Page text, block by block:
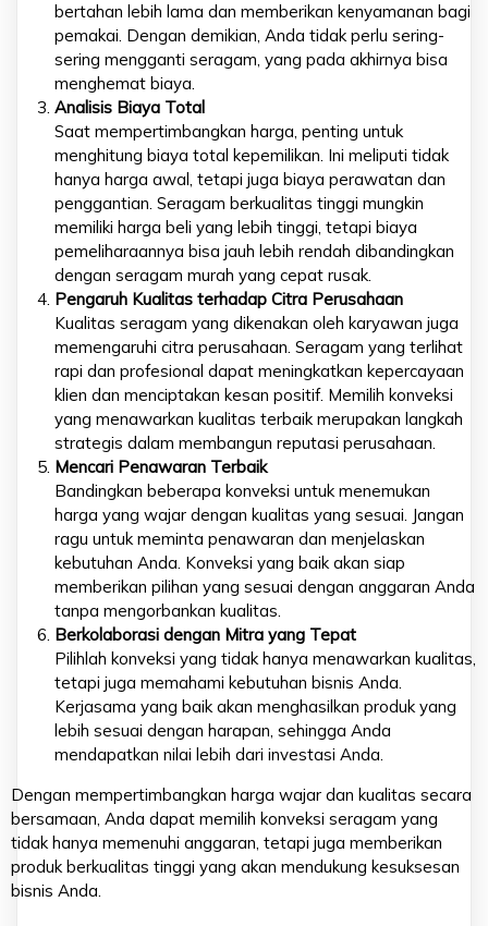
bertahan lebih lama dan memberikan kenyamanan bagi
pemakai. Dengan demikian, Anda tidak perlu sering-
sering mengganti seragam, yang pada akhirnya bisa
menghemat biaya.
Analisis Biaya Total
Saat mempertimbangkan harga, penting untuk
menghitung biaya total kepemilikan. Ini meliputi tidak
hanya harga awal, tetapi juga biaya perawatan dan
penggantian. Seragam berkualitas tinggi mungkin
memiliki harga beli yang lebih tinggi, tetapi biaya
pemeliharaannya bisa jauh lebih rendah dibandingkan
dengan seragam murah yang cepat rusak.
Pengaruh Kualitas terhadap Citra Perusahaan
Kualitas seragam yang dikenakan oleh karyawan juga
memengaruhi citra perusahaan. Seragam yang terlihat
rapi dan profesional dapat meningkatkan kepercayaan
klien dan menciptakan kesan positif. Memilih konveksi
yang menawarkan kualitas terbaik merupakan langkah
strategis dalam membangun reputasi perusahaan.
Mencari Penawaran Terbaik
Bandingkan beberapa konveksi untuk menemukan
harga yang wajar dengan kualitas yang sesuai. Jangan
ragu untuk meminta penawaran dan menjelaskan
kebutuhan Anda. Konveksi yang baik akan siap
memberikan pilihan yang sesuai dengan anggaran Anda
tanpa mengorbankan kualitas.
Berkolaborasi dengan Mitra yang Tepat
Pilihlah konveksi yang tidak hanya menawarkan kualitas,
tetapi juga memahami kebutuhan bisnis Anda.
Kerjasama yang baik akan menghasilkan produk yang
lebih sesuai dengan harapan, sehingga Anda
mendapatkan nilai lebih dari investasi Anda.
Dengan mempertimbangkan harga wajar dan kualitas secara
bersamaan, Anda dapat memilih konveksi seragam yang
tidak hanya memenuhi anggaran, tetapi juga memberikan
produk berkualitas tinggi yang akan mendukung kesuksesan
bisnis Anda.